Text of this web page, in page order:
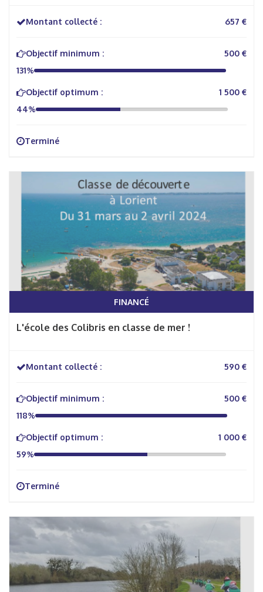
Montant collecté : 657 €
Objectif minimum :
500 €
131%
Objectif optimum :
1 500 €
44%
Terminé
FINANCÉ
L'école des Colibris en classe de mer !
Montant collecté : 590 €
Objectif minimum :
500 €
118%
Objectif optimum :
1 000 €
59%
Terminé